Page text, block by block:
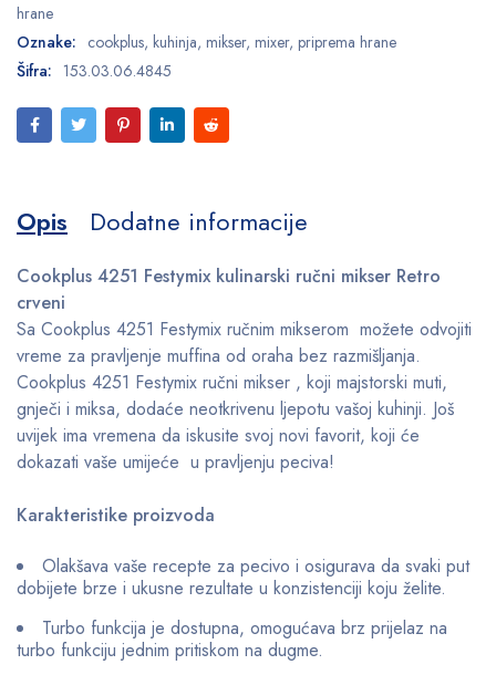
hrane
Oznake: cookplus, kuhinja, mikser, mixer, priprema hrane
Šifra: 153.03.06.4845
Opis Dodatne informacije
Cookplus 4251 Festymix kulinarski ručni mikser Retro
crveni
Sa Cookplus 4251 Festymix ručnim mikserom možete odvojiti
vreme za pravljenje muffina od oraha bez razmišljanja.
Cookplus 4251 Festymix ručni mikser , koji majstorski muti,
gnječi i miksa, dodaće neotkrivenu ljepotu vašoj kuhinji. Još
uvijek ima vremena da iskusite svoj novi favorit, koji će
dokazati vaše umijeće u pravljenju peciva!
Karakteristike proizvoda
Olakšava vaše recepte za pecivo i osigurava da svaki put
dobijete brze i ukusne rezultate u konzistenciji koju želite.
Turbo funkcija je dostupna, omogućava brz prijelaz na
turbo funkciju jednim pritiskom na dugme.